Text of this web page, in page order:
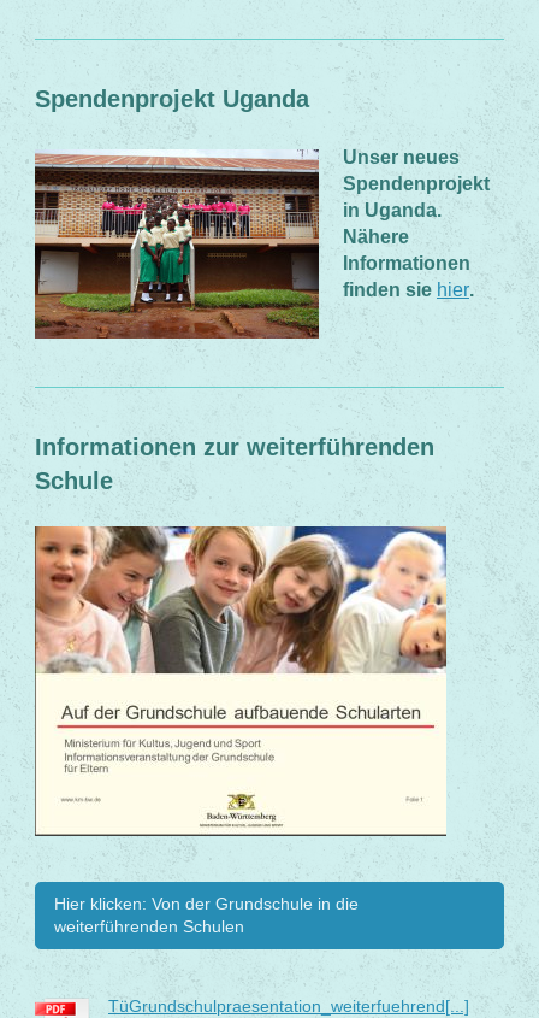
Spendenprojekt Uganda
Unser neues
Spendenprojekt
in Uganda.
Nähere
Informationen
finden sie hier.
Informationen zur weiterführenden
Schule
Hier klicken: Von der Grundschule in die
weiterführenden Schulen
TüGrundschulpraesentation_weiterfuehrend[...]